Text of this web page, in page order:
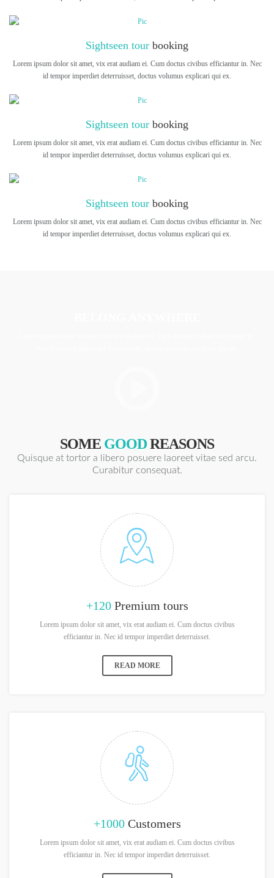
Sightseen tour booking
Lorem ipsum dolor sit amet, vix erat audiam ei. Cum doctus civibus efficiantur in. Nec
id tempor imperdiet deterruisset, doctus volumus explicari qui ex.
Sightseen tour booking
Lorem ipsum dolor sit amet, vix erat audiam ei. Cum doctus civibus efficiantur in. Nec
id tempor imperdiet deterruisset, doctus volumus explicari qui ex.
Sightseen tour booking
Lorem ipsum dolor sit amet, vix erat audiam ei. Cum doctus civibus efficiantur in. Nec
id tempor imperdiet deterruisset, doctus volumus explicari qui ex.
SOME GOODREASONS
Quisque at tortor a libero posuere laoreet vitae sed arcu.
Curabitur consequat.
+120Premium tours
Lorem ipsum dolor sit amet, vix erat audiam ei. Cum doctus civibus
efficiantur in. Nec id tempor imperdiet deterruisset.
READ MORE
+1000Customers
Lorem ipsum dolor sit amet, vix erat audiam ei. Cum doctus civibus
efficiantur in. Nec id tempor imperdiet deterruisset.